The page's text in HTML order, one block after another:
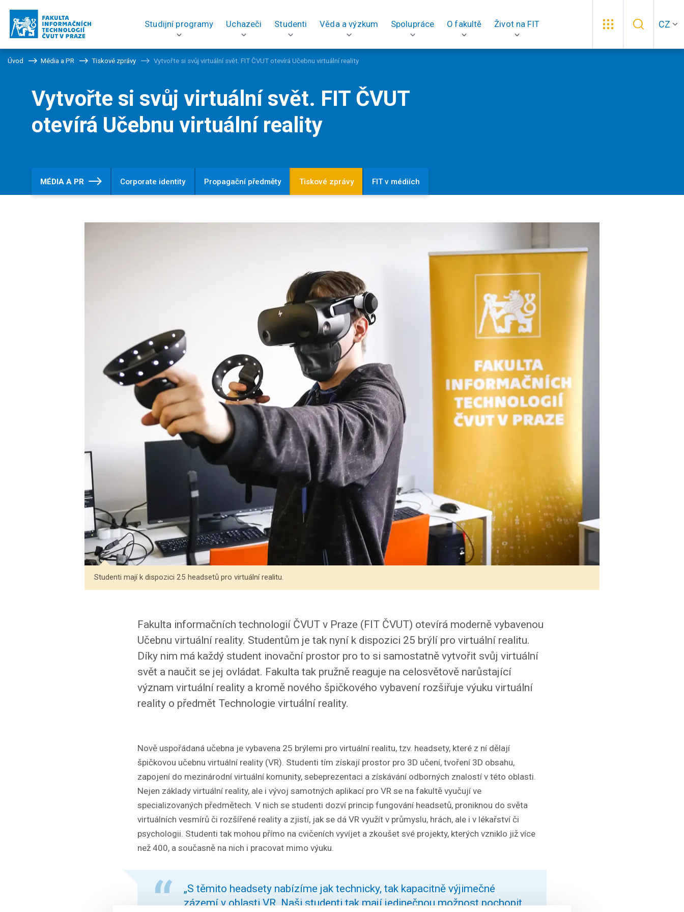
Studijní programy Uchazeči Studenti Věda a výzkum Spolupráce O fakultě Život na FIT CZ
Úvod Média a PR Tiskové zprávy Vytvořte si svůj virtuální svět. FIT ČVUT otevírá Učebnu virtuální reality
Vytvořte si svůj virtuální svět. FIT ČVUT
otevírá Učebnu virtuální reality
MÉDIA A PR Corporate identity Propagační předměty Tiskové zprávy FIT v médiích
Studenti mají k dispozici 25 headsetů pro virtuální realitu.
Fakulta informačních technologií ČVUT v Praze (FIT ČVUT) otevírá moderně vybavenou
Učebnu virtuální reality. Studentům je tak nyní k dispozici 25 brýlí pro virtuální realitu.
Díky nim má každý student inovační prostor pro to si samostatně vytvořit svůj virtuální
svět a naučit se jej ovládat. Fakulta tak pružně reaguje na celosvětově narůstající
význam virtuální reality a kromě nového špičkového vybavení rozšiřuje výuku virtuální
reality o předmět Technologie virtuální reality.
Nově uspořádaná učebna je vybavena 25 brýlemi pro virtuální realitu, tzv. headsety, které z ní dělají
špičkovou učebnu virtuální reality (VR). Studenti tím získají prostor pro 3D učení, tvoření 3D obsahu,
zapojení do mezinárodní virtuální komunity, sebeprezentaci a získávání odborných znalostí v této oblasti.
Nejen základy virtuální reality, ale i vývoj samotných aplikací pro VR se na fakultě vyučují ve
specializovaných předmětech. V nich se studenti dozví princip fungování headsetů, proniknou do světa
virtuálních vesmírů či rozšířené reality a zjistí, jak se dá VR využít v průmyslu, hrách, ale i v lékařství či
psychologii. Studenti tak mohou přímo na cvičeních vyvíjet a zkoušet své projekty, kterých vzniklo již více
než 400, a současně na nich i pracovat mimo výuku.
„S těmito headsety nabízíme jak technicky, tak kapacitně výjimečné
zázemí v oblasti VR. Naši studenti tak mají jedinečnou možnost pochopit